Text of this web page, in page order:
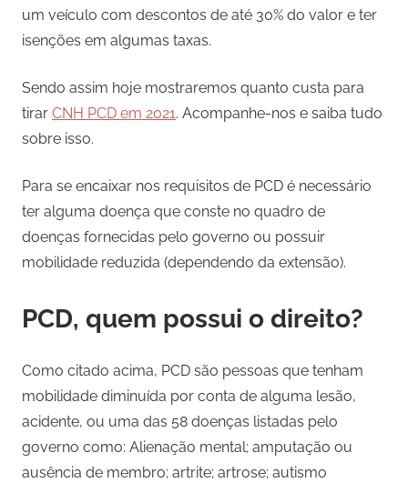
um veículo com descontos de até 30% do valor e ter
isenções em algumas taxas.
Sendo assim hoje mostraremos quanto custa para
tirar CNH PCD em 2021. Acompanhe-nos e saiba tudo
sobre isso.
Para se encaixar nos requisitos de PCD é necessário
ter alguma doença que conste no quadro de
doenças fornecidas pelo governo ou possuir
mobilidade reduzida (dependendo da extensão).
PCD, quem possui o direito?
Como citado acima, PCD são pessoas que tenham
mobilidade diminuída por conta de alguma lesão,
acidente, ou uma das 58 doenças listadas pelo
governo como: Alienação mental; amputação ou
ausência de membro; artrite; artrose; autismo